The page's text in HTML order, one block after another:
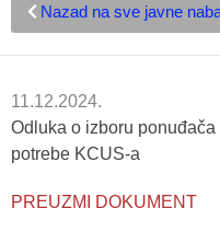
Nazad na sve javne
11.12.2024.
Odluka o izboru
potrebe KCUS-a
PREUZMI DOKUMENT